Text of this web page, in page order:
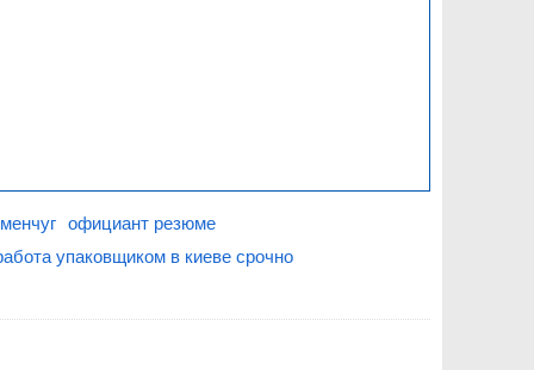
официант резюме
упаковщиком в киеве срочно